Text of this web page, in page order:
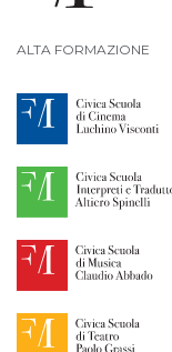
ALTA FORMAZIONE